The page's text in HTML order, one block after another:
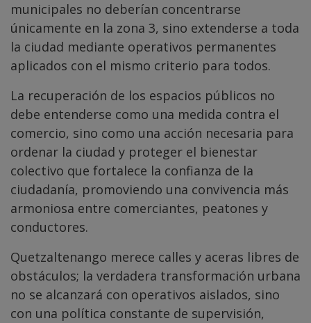
municipales no deberían concentrarse
únicamente en la zona 3, sino extenderse a toda
la ciudad mediante operativos permanentes
aplicados con el mismo criterio para todos.
La recuperación de los espacios públicos no
debe entenderse como una medida contra el
comercio, sino como una acción necesaria para
ordenar la ciudad y proteger el bienestar
colectivo que fortalece la confianza de la
ciudadanía, promoviendo una convivencia más
armoniosa entre comerciantes, peatones y
conductores.
Quetzaltenango merece calles y aceras libres de
obstáculos; la verdadera transformación urbana
no se alcanzará con operativos aislados, sino
con una política constante de supervisión,